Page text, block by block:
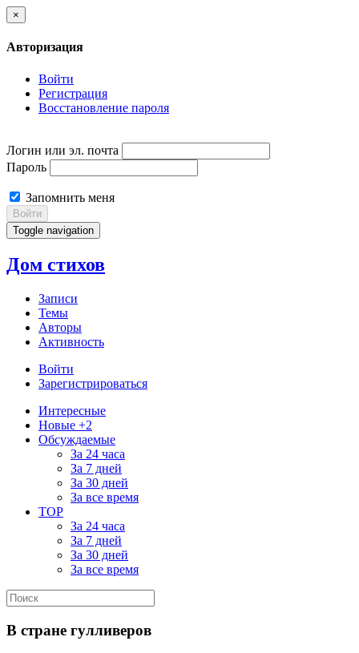
×
Авторизация
Войти
Регистрация
Восстановление пароля
Логин или эл. почта
Пароль
Запомнить меня
Войти
Toggle navigation
Дом стихов
Записи
Темы
Авторы
Активность
Войти
Зарегистрироваться
Интересные
Новые +2
Обсуждаемые
За 24 часа
За 7 дней
За 30 дней
За все время
TOP
За 24 часа
За 7 дней
За 30 дней
За все время
В стране гулливеров